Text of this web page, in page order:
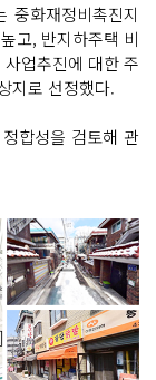
중화재정비촉진지
고, 반지하주택 비
업추진에 대한 주
지로 선정했다.
합성을 검토해 관